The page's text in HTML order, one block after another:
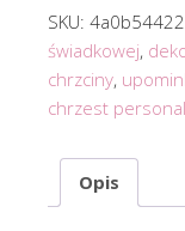
SKU:
świadkowej,
chrzciny,
chrzest
Opis